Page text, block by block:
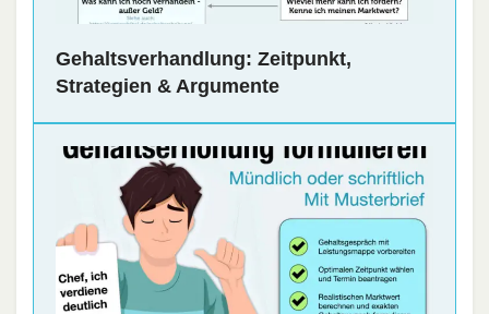
Gehaltsverhandlung: Zeitpunkt,
Strategien & Argumente